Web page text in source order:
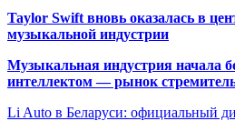
Taylor Swift вновь оказалась в
музыкальной индустрии
Музыкальная индустрия начала
интеллектом — рынок
Li Auto в Беларуси: официальный